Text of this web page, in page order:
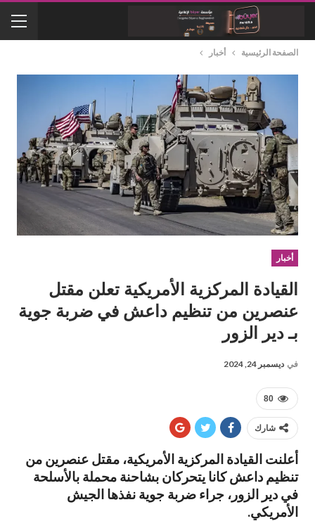
الصفحة الرئيسية أخبار
أخبار
القيادة المركزية الأمريكية تعلن مقتل
عنصرين من تنظيم داعش في ضربة جوية
بـ دير الزور
في ديسمبر 24, 2024
80
شارك
أعلنت القيادة المركزية الأمريكية، مقتل عنصرين من
تنظيم داعش كانا يتحركان بشاحنة محملة بالأسلحة
في دير الزور، جراء ضربة جوية نفذها الجيش
الأمريكي.